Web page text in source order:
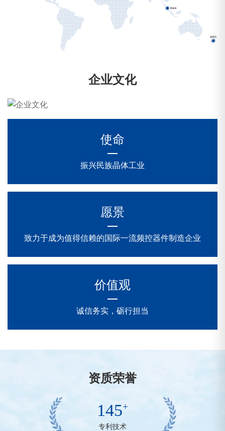
企业文化
使命
振兴民族晶体工业
愿景
致力于成为值得信赖的国际一流频控器件制造企业
价值观
诚信务实，砺行担当
资质荣誉
145+
专利技术